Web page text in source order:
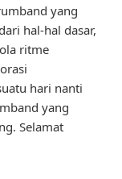
yang
hal-hal dasar,
ritme
hari nanti
yang
Selamat